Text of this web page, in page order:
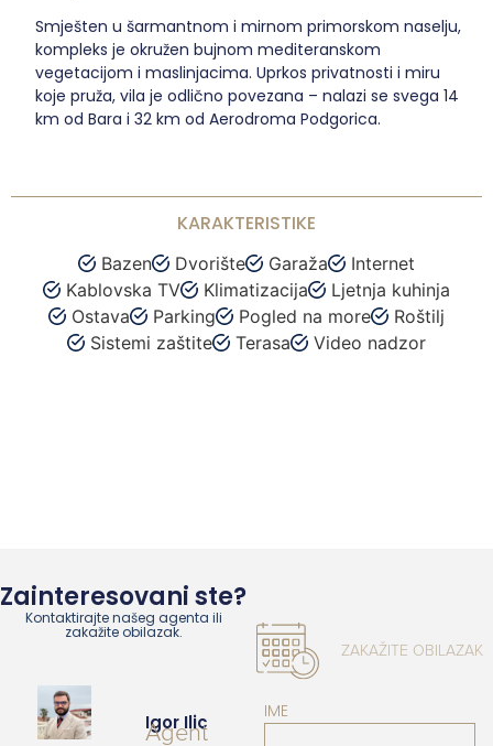
Smješten u šarmantnom i mirnom primorskom naselju,
kompleks je okružen bujnom mediteranskom
vegetacijom i maslinjacima. Uprkos privatnosti i miru
koje pruža, vila je odlično povezana – nalazi se svega 14
km od Bara i 32 km od Aerodroma Podgorica.
KARAKTERISTIKE
Bazen Dvorište Garaža
Internet
Kablovska TV
Klimatizacija
Ljetnja kuhinja
Ostava
Parking Pogled na more
Roštilj
Sistemi zaštite
Terasa Video nadzor
Zainteresovani ste?
Kontaktirajte našeg agenta ili
zakažite obilazak.
Igor Ilic
Agent
ZAKAŽITE OBILAZAK
IME